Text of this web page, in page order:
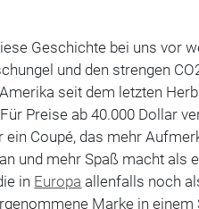
Geschichte bei uns vor
und den strengen
seit dem letzten
Preise ab 40.000 Dollar
ein Coupé, das mehr
und mehr Spaß macht als
in Europa allenfalls noch
Marke in einem